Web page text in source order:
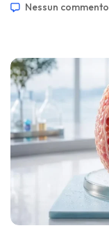
giugno 2026 📝
Nessun commento